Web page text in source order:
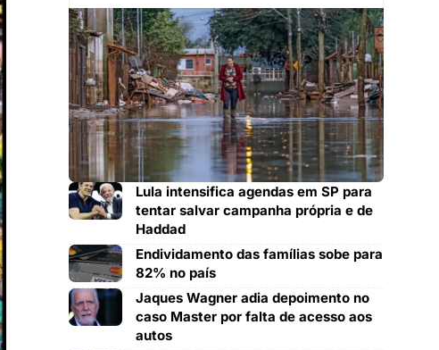
Lula intensifica agendas em SP para
tentar salvar campanha própria e de
Haddad
Endividamento das famílias sobe para
82% no país
Jaques Wagner adia depoimento no
caso Master por falta de acesso aos
autos